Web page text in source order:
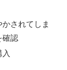
されてしま
確認
入